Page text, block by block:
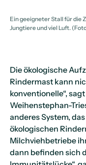
Ein geeigneter Stall für die
Jungtiere und viel Luft.
Die ökologische
Rindermast kann
konventionelle“,
Weihenstephan-
anderes System,
ökologischen
Milchviehbetriebe
dann befinden sich